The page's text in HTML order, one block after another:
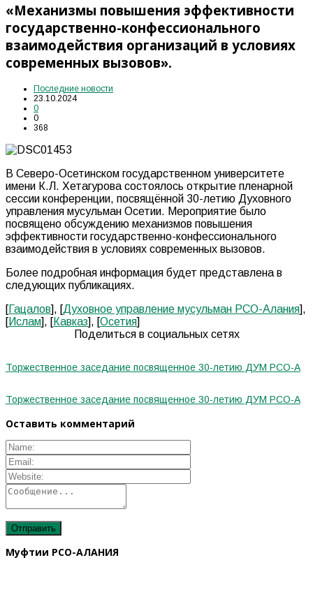
«Механизмы повышения эффективности
государственно-конфессионального
взаимодействия организаций в условиях
современных вызовов».
Последние новости
23.10.2024
0
0
368
В Северо-Осетинском государственном университете
имени К.Л. Хетагурова состоялось открытие пленарной
сессии конференции, посвящённой 30-летию Духовного
управления мусульман Осетии. Мероприятие было
посвящено обсуждению механизмов повышения
эффективности государственно-конфессионального
взаимодействия в условиях современных вызовов.
Более подробная информация будет представлена в
следующих публикациях.
[Гацалов], [Духовное управление мусульман РСО-Алания],
[Ислам], [Кавказ], [Осетия]
Поделиться в социальных сетях
Торжественное заседание посвященное 30-летию ДУМ РСО-А
Торжественное заседание посвященное 30-летию ДУМ РСО-А
Оставить комментарий
Муфтии РСО-АЛАНИЯ